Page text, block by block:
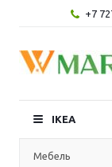
+7
IKEA
Мебель